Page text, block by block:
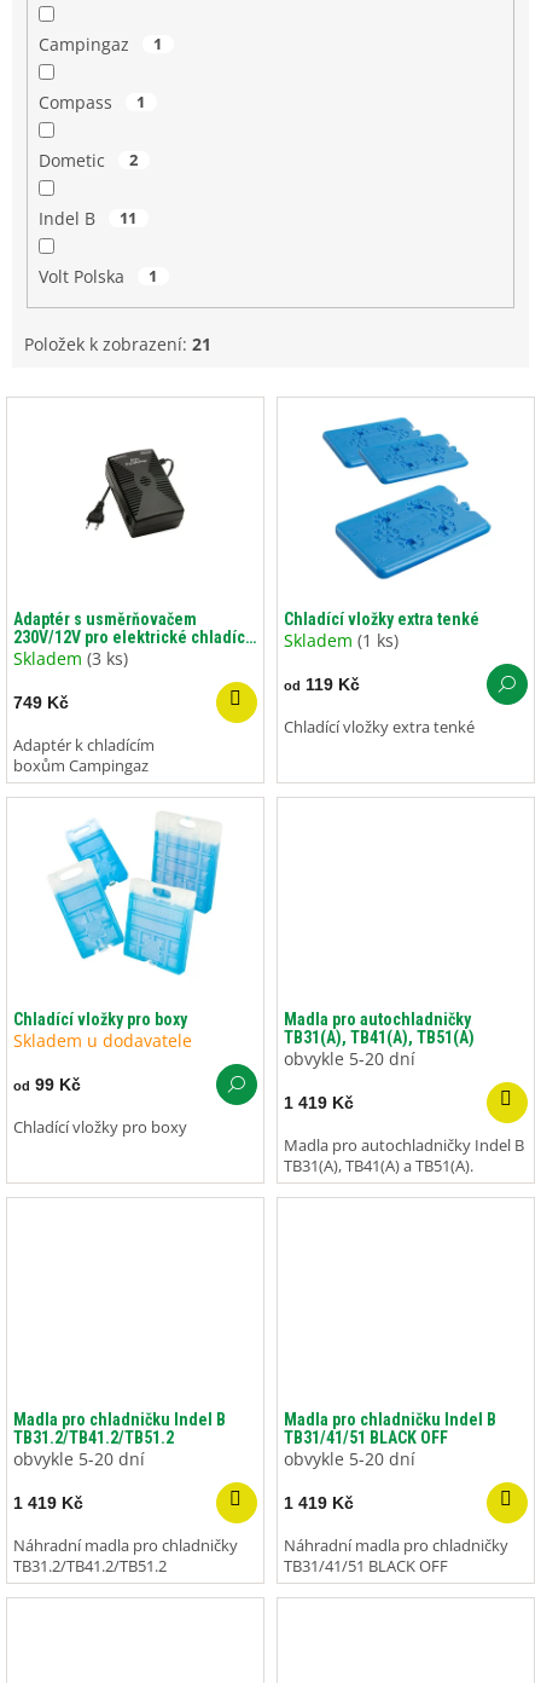
Campingaz 1
Compass 1
Dometic 2
Indel B 11
Volt Polska 1
Položek k zobrazení: 21
V
d
u
k
t
Adaptér s usměrňovačem
230V/12V pro elektrické chladící
boxy
Skladem (3 ks)
749 Kč
Adaptér k chladícím
boxům Campingaz
Chladící vložky extra tenké
Skladem (1 ks)
od 119 Kč
Chladící vložky extra tenké
Chladící vložky pro boxy
Skladem u dodavatele
od 99 Kč
Chladící vložky pro boxy
Madla pro autochladničky
TB31(A), TB41(A), TB51(A)
obvykle 5-20 dní
1 419 Kč
Madla pro autochladničky Indel B
TB31(A), TB41(A) a TB51(A).
Madla pro chladničku Indel B
TB31.2/TB41.2/TB51.2
obvykle 5-20 dní
1 419 Kč
Náhradní madla pro chladničky
TB31.2/TB41.2/TB51.2
Madla pro chladničku Indel B
TB31/41/51 BLACK OFF
obvykle 5-20 dní
1 419 Kč
Náhradní madla pro chladničky
TB31/41/51 BLACK OFF